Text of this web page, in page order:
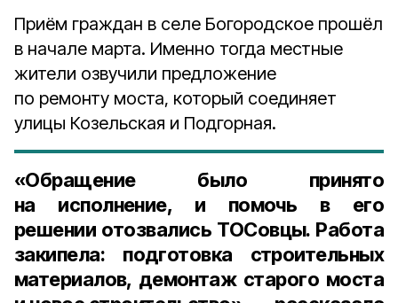
Приём граждан в селе Богородское прошёл
в начале марта. Именно тогда местные
жители озвучили предложение
по ремонту моста, который соединяет
улицы Козельская и Подгорная.
«Обращение было принято
на исполнение, и помочь в его
решении отозвались ТОСовцы. Работа
закипела: подготовка строительных
материалов, демонтаж старого моста